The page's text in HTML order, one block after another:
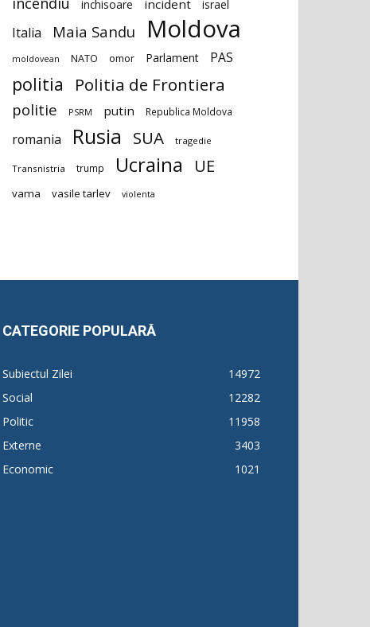
inchisoare incident israel
Italia Maia Sandu Moldova
moldovean NATO omor Parlament PAS
politia Politia de Frontiera
politie PSRM putin Republica Moldova
romania Rusia SUA tragedie
Transnistria trump Ucraina UE
vama vasile tarlev violenta
CATEGORIE POPULARĂ
Subiectul Zilei
14972
Social
12282
Politic
11958
Externe
3403
Economic
1021